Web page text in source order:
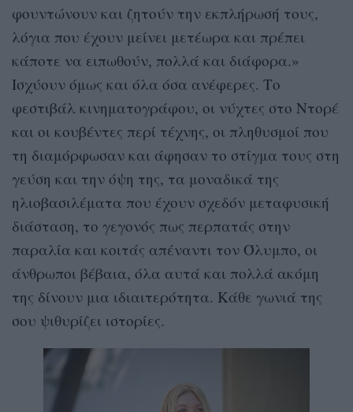
φουντώνουν και ζητούν την εκπλήρωσή τους,
λόγια που έχουν μείνει μετέωρα και πρέπει
κάποτε να ειπωθούν, πολλά και διάφορα.»
Ισχύουν όμως και όλα όσα ανέφερες. Το
φεστιβάλ κινηματογράφου, οι νύχτες στο Ντορέ
και οι κουβέντες περί τέχνης, οι πληθυσμοί που
τη διαμόρφωσαν και άφησαν το στίγμα τους στη
γεύση και την όψη της, τα μοναδικά της
ηλιοβασιλέματα που έχουν σχεδόν μεταφυσική
διάσταση, το γεγονός πως περπατάς στην
παραλία και κοιτάς απέναντι τον Όλυμπο, οι
άνθρωποι βέβαια, όλα αυτά και πολλά ακόμη
της δίνουν μια ιδιαιτερότητα. Κάθε γωνιά της
σου ψιθυρίζει ιστορίες.